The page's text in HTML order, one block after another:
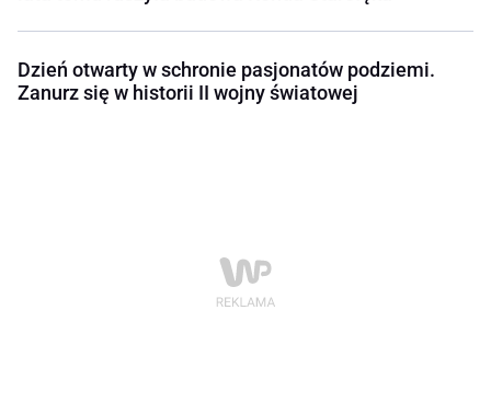
Dzień otwarty w schronie pasjonatów podziemi.
Zanurz się w historii II wojny światowej